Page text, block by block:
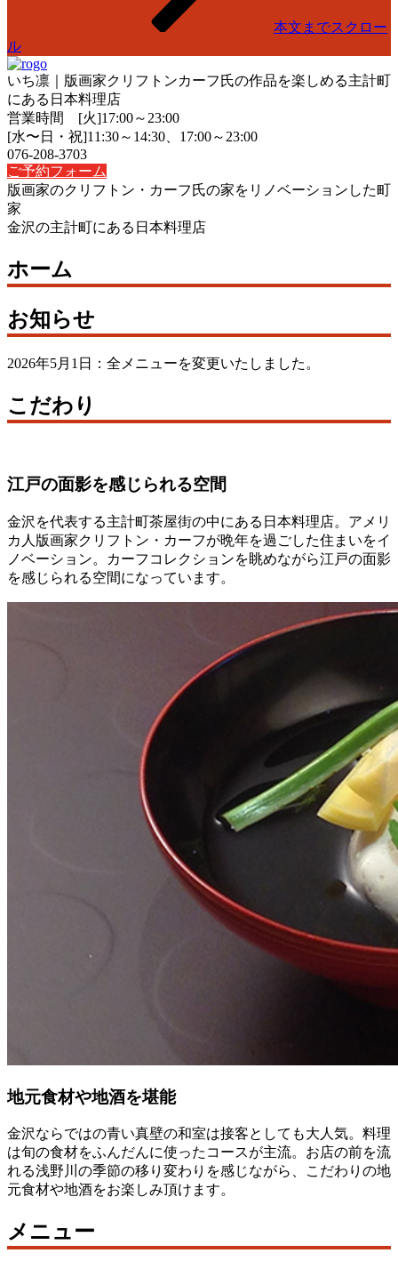
本文までスクロー
ル
いち凛｜版画家クリフトンカーフ氏の作品を楽しめる主計町
にある日本料理店
営業時間 [火]17:00～23:00
[水〜日・祝]11:30～14:30、17:00～23:00
076-208-3703
ご予約フォーム
版画家のクリフトン・カーフ氏の家をリノベーションした町
家
金沢の主計町にある日本料理店
ホーム
お知らせ
2026年5月1日：全メニューを変更いたしました。
こだわり
江戸の面影を感じられる空間
金沢を代表する主計町茶屋街の中にある日本料理店。アメリ
カ人版画家クリフトン・カーフが晩年を過ごした住まいをイ
ノベーション。カーフコレクションを眺めながら江戸の面影
を感じられる空間になっています。
地元食材や地酒を堪能
金沢ならではの青い真壁の和室は接客としても大人気。料理
は旬の食材をふんだんに使ったコースが主流。お店の前を流
れる浅野川の季節の移り変わりを感じながら、こだわりの地
元食材や地酒をお楽しみ頂けます。
メニュー